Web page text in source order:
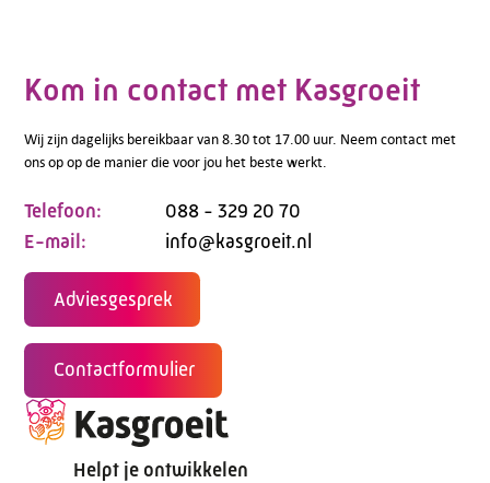
Kom in contact met Kasgroeit
Wij zijn dagelijks bereikbaar van 8.30 tot 17.00 uur. Neem contact met
ons op op de manier die voor jou het beste werkt.
Telefoon:
088 - 329 20 70
E-mail:
info@kasgroeit.nl
Adviesgesprek
Contactformulier
Helpt je ontwikkelen